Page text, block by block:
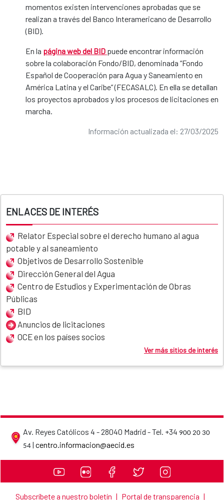
momentos existen intervenciones aprobadas que se
realizan a través del Banco Interamericano de Desarrollo
(BID).
En la página web de​l BID ​ puede encontrar información
sobre la colaboración Fondo/BID, denominada “Fondo
Español de Cooperación para Agua y Saneamiento en
América Latina y el Caribe” (FECASALC). En ella se detallan
los proyectos aprobados y los procesos de licitaciones en
marcha.
Información actualizada el: 27/03/2025
ENLACES DE INTERÉS
Relator Especial sobre el derecho humano al agua
potable y al saneamiento
Objetivos de Desarrollo Sostenible
Dirección General del Agua
Centro de Estudios y Experimentación de Obras
Públicas
BID
Anuncios de licitaciones
OCE en los países socios
Ver más sitios de interés
Av. Reyes Católicos 4 - 28040 Madrid - Tel. +34 900 20 30
54 | centro.informacion@aecid.esDatos de contacto de la AECID
Subscríbete a nuestro boletín | Portal de transparencia |